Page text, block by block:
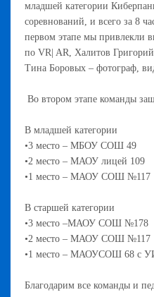
младшей категории
соревнований, и всего за 8
первом этапе мы привлекли
по VR| AR, Халитов
Тина Боровых – фотограф,
Во втором этапе команды
В младшей категории
•3 место – МБОУ СОШ 49
•2 место – МАОУ лицей 109
•1 место – МАОУ СОШ №117
В старшей категории
•3 место –МАОУ СОШ №178
•2 место – МАОУ СОШ №117
•1 место – МАОУСОШ 68 с
Благодарим все команды и